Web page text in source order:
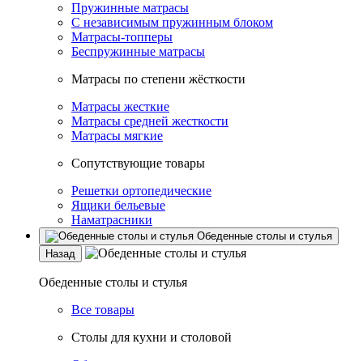
Пружинные матрасы
С независимым пружинным блоком
Матрасы-топперы
Беспружинные матрасы
Матрасы по степени жёсткости
Матрасы жесткие
Матрасы средней жесткости
Матрасы мягкие
Сопутствующие товары
Решетки ортопедические
Ящики бельевые
Наматрасники
Обеденные столы и стулья
Назад
Обеденные столы и стулья
Все товары
Столы для кухни и столовой